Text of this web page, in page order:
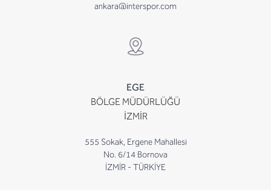
ankara@interspor.com
EGE
BÖLGE MÜDÜRLÜĞÜ
İZMİR
555 Sokak, Ergene Mahallesi
No. 6/14 Bornova
İZMİR - TÜRKİYE